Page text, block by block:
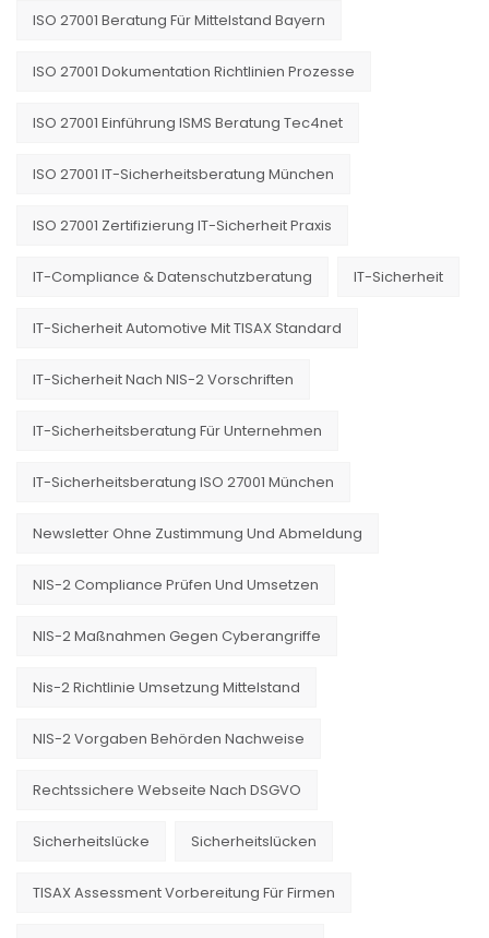
ISO 27001 Beratung Für Mittelstand Bayern
ISO 27001 Dokumentation Richtlinien Prozesse
ISO 27001 Einführung ISMS Beratung Tec4net
ISO 27001 IT-Sicherheitsberatung München
ISO 27001 Zertifizierung IT-Sicherheit Praxis
IT-Compliance & Datenschutzberatung IT-Sicherheit
IT-Sicherheit Automotive Mit TISAX Standard
IT-Sicherheit Nach NIS-2 Vorschriften
IT-Sicherheitsberatung Für Unternehmen
IT-Sicherheitsberatung ISO 27001 München
Newsletter Ohne Zustimmung Und Abmeldung
NIS-2 Compliance Prüfen Und Umsetzen
NIS-2 Maßnahmen Gegen Cyberangriffe
Nis-2 Richtlinie Umsetzung Mittelstand
NIS-2 Vorgaben Behörden Nachweise
Rechtssichere Webseite Nach DSGVO
Sicherheitslücke Sicherheitslücken
TISAX Assessment Vorbereitung Für Firmen